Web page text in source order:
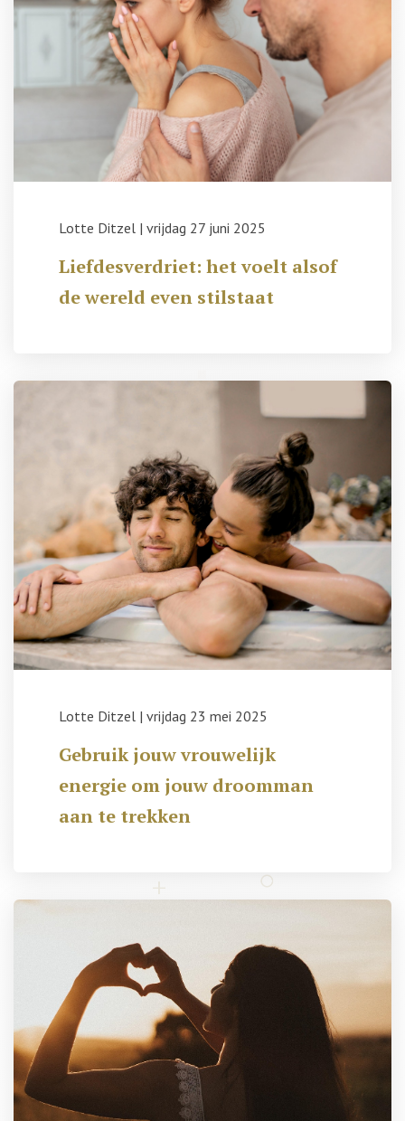
Lotte Ditzel | vrijdag 27 juni 2025
Liefdesverdriet: het voelt alsof
de wereld even stilstaat
Lotte Ditzel | vrijdag 23 mei 2025
Gebruik jouw vrouwelijk
energie om jouw droomman
aan te trekken